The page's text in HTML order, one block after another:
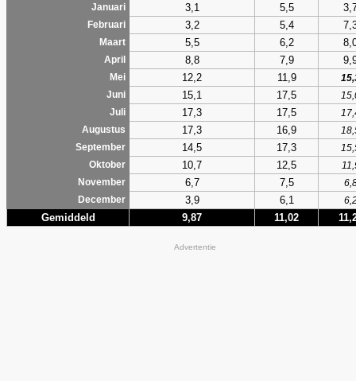
Januari
3,1 5,5
Februari 3,2 5,4
Maart 5,5 6,2
April 8,8 7,9
Mei 12,2 11,9
Juni
15,1 17,5
Juli
17,3 17,5
Augustus
17,3 16,9
September
14,5 17,3
Oktober
10,7 12,5
November
6,7 7,5
December
3,9 6,1
Gemiddeld 9,87 11,02
Advertentie